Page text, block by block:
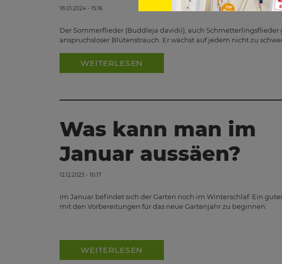
18.01.2024 - 15:16
Der Sommerflieder (Buddleja davidii), auch Schmetterlingsflieder
anspruchsloser Blütenstrauch. Er wächst auf jedem nicht zu
WEITERLESEN
Was kann man im
Januar aussäen?
12.12.2023 - 10:17
Im Januar befindet sich der Garten noch im Winterschlaf. Ein
mit den Vorbereitungen für das neue Gartenjahr zu beginnen.
WEITERLESEN